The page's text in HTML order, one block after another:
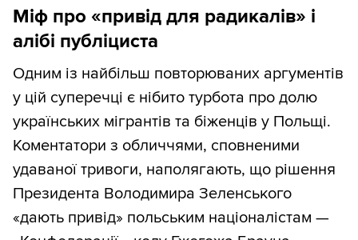
Міф про «привід для радикалів» і
алібі публіциста
Одним із найбільш повторюваних аргументів
у цій суперечці є нібито турбота про долю
українських мігрантів та біженців у Польщі.
Коментатори з обличчями, сповненими
удаваної тривоги, наполягають, що рішення
Президента Володимира Зеленського
«дають привід» польським націоналістам —